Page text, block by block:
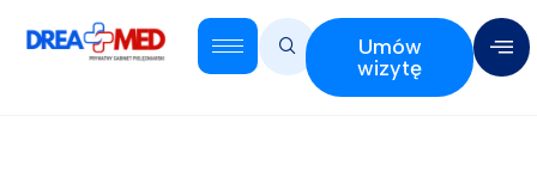
Umów
wizytę